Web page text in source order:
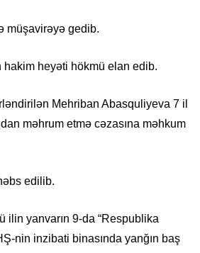
müşavirəyə gedib.
hakim heyəti hökmü elan edib.
Mehriban Abasquliyeva 7 il
məhrum etmə cəzasına məhkum
edilib.
ilin yanvarın 9-da “Respublika
nin inzibati binasında yanğın baş